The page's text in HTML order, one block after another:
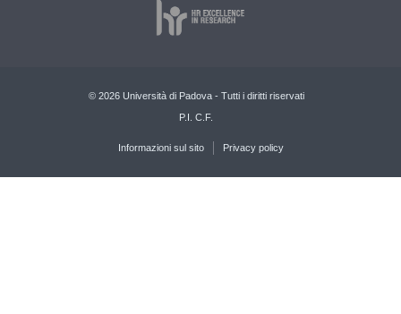
© 2026 Università di Padova - Tutti i diritti riservati
P.I. C.F.
Informazioni sul sito Privacy policy